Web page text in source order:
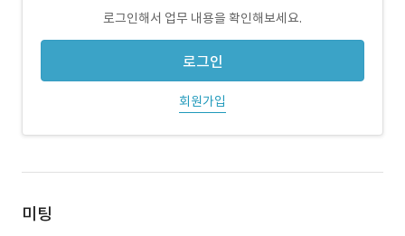
로그인해서 업무 내용을 확인해보세요.
로그인
회원가입
미팅